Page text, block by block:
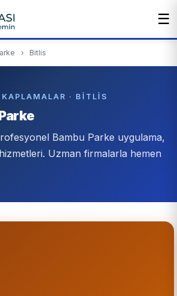
☰
› Bitlis
· BITLIS
Bambu Parke uygulama,
Uzman firmalarla hemen